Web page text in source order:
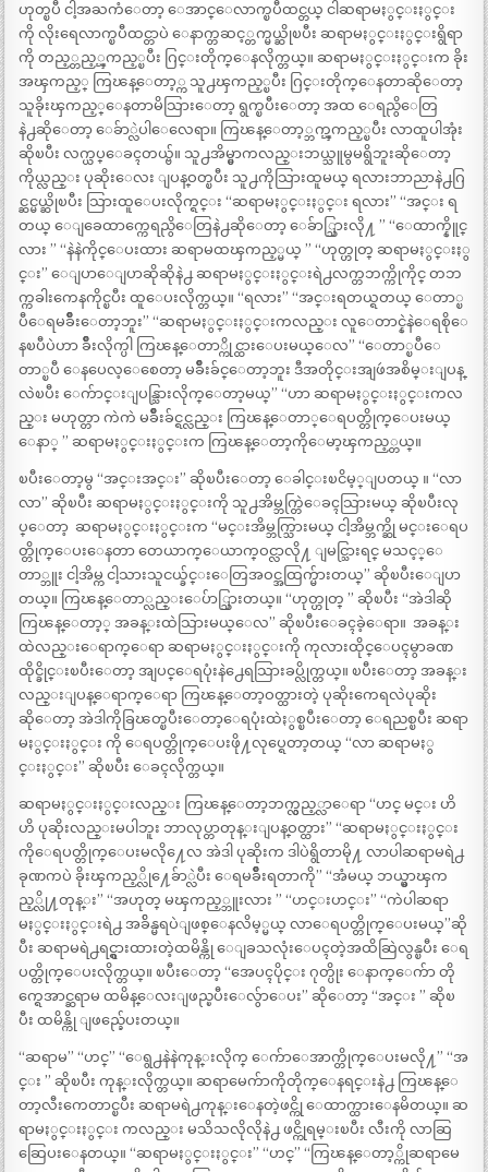
ဟုတ္ၿပီ ငါ့အႀကံေတာ့ ေအာင္ေလာက္ၿပီထင္တယ္ ငါဆရာမႏွင္းႏွင္း
ကို လိုးရေလာက္ၿပီထင္တာပဲ ေနာက္တဆင့္တက္မယ္ဆိုၿပီး ဆရာမႏွင္းႏွင္းရွိရာ
ကို တည့္တည့္ၾကည့္ၿပီး ဂြင္းတိုက္ေနလိုက္တယ္။ ဆရာမႏွင္းႏွင္းက ခိုး
အၾကည့္ ကြၽန္ေတာ့္က သူ႕ၾကည့္ၿပီး ဂြင္းတိုက္ေနတာဆိုေတာ့
သူခိုးၾကည့္ေနတာမိသြားေတာ့ ရွက္ၿပီးေတာ့ အထ ေရညွိေတြ
နဲ႕ဆိုေတာ့ ေခ်ာ္လဲပါေလေရာ။ ကြၽန္ေတာ့္ဘက္ၾကည့္ၿပီး လာထူပါအုံး
ဆိုၿပီး လက္ယပ္ေခၚတယ္ဗ်။ သူ႕အိမ္မွာကလည္းဘယ္သူမွမရွိဘူးဆိုေတာ့
ကိုယ္လည္း ပုဆိုးေလး ျပန္ဝတ္ၿပီး သူ႕ကိုသြားထူမယ္ ရလားဘာညာနဲ႕ဂြ
င္ဆင္မယ္ဆိုၿပီး သြားထူေပးလိုက္ရင္း “‌ဆရာမႏွင္းႏွင္း ရလား” “‌အင္း ရ
တယ္ ေျခေထာက္ကေရညွိေတြနဲ႕ဆိုေတာ့ ေခ်ာ္သြားလို႔ ” “‌ေထာက္နိူင္
လား ” “‌နဲနဲကိုင္ေပးထား ဆရာမထၾကည့္မယ္ ” “‌ဟုတ္ဟုတ္ ဆရာမႏွင္းႏွ
င္း” ‌ေျပာေျပာဆိုဆိုနဲ႕ ဆရာမႏွင္းႏွင္းရဲ႕လက္တဘက္ကိုကိုင္ တဘ
က္ကခါးကေနကိုင္ၿပီး ထူေပးလိုက္တယ္။ “ရလား” “‌အင္းရတယ္ရတယ္ ေတာ္ၿ
ပီေရမခ်ိဳးေတာ့ဘူး” “‌ဆရာမႏွင္းႏွင္းကလည္း လူေတာင္နဲနဲေရစိုေ
နၿပီပဲဟာ ခ်ိဳးလိုက္ပါ ကြၽန္ေတာ္ကိုင္ထားေပးမယ္ေလ” “‌ေတာ္ၿပီေ
တာ္ၿပီ ေနပေလ့ေစေတာ့ မခ်ိဳးခ်င္ေတာ့ဘူး ဒီအတိုင္းအျဖဴအစိမ္းျပန္
လဲၿပီး ေက်ာင္းျပန္သြားလိုက္ေတာ့မယ္” “‌ဟာ ဆရာမႏွင္းႏွင္းကလ
ည္း မဟုတ္တာ ကဲကဲ မခ်ိဳးခ်င္ရင္လည္း ကြၽန္ေတာ္ေရပတ္တိုက္ေပးမယ္
ေနာ္ ” ဆရာမႏွင္းႏွင္းက ကြၽန္ေတာ့ကိုေမာ့ၾကည့္တယ္။
ၿပီးေတာ့မွ “အင္းအင္း” ဆိုၿပီးေတာ့ ေခါင္းၿငိမ့္ျပတယ္ ။ “‌လာ
လာ” ဆိုၿပီး ဆရာမႏွင္းႏွင္းကို သူ႕အိမ္ဘက္တြဲေခၚသြားမယ္ ဆိုၿပီးလု
ပ္ေတာ့ ‌ ဆရာမႏွင္းႏွင္းက “မင္းအိမ္ဘက္သြားမယ္ ငါ့အိမ္ဘက္ဆို မင္းေရပ
တ္တိုက္ေပးေနတာ တေယာက္ေယာက္ဝင္လာလို႔ ျမင္သြားရင္ မသင့္ေ
တာ္ဘူး ငါ့အိမ္က ငါ့သားသူငယ္ခ်င္းေတြအဝင္အထြက္မ်ားတယ္” ဆိုၿပီးေျပာ
တယ္။ ကြၽန္ေတာ္လည္းေပ်ာ္သြားတယ္။ “ဟုတ္ဟုတ္ ” ဆိုၿပီး “အဲဒါဆို
ကြၽန္ေတာ့္ အခန္းထဲသြားမယ္ေလ” ဆိုၿပီးေခၚခဲ့ေရာ။ ‌ အခန္း
ထဲလည္းေရာက္ေရာ ဆရာမႏွင္းႏွင္းကို ကုလားထိုင္ေပၚမွာခဏ
ထိုင္ခိုင္းၿပီးေတာ့ အျပင္ေရပုံးနဲ႕ေရသြားခပ္လိုက္တယ္။ ၿပီးေတာ့ အခန္း
လည္းျပန္ေရာက္ေရာ ကြၽန္ေတာ့ဝတ္ထားတဲ့ ပုဆိုးကေရလဲပုဆိုး
ဆိုေတာ့ အဲဒါကိုခြၽတ္ၿပီးေတာ့ေရပုံးထဲႏွစ္ၿပီးေတာ့ ေရညစ္ၿပီး ဆရာ
မႏွင္းႏွင္း ကို ေရပတ္တိုက္ေပးဖို႔လုပ္ရေတာ့တယ္ “‌လာ ဆရာမႏွ
င္းႏွင္း” ဆိုၿပီး ေခၚလိုက္တယ္။
ဆရာမႏွင္းႏွင္းလည္း ကြၽန္ေတာ့ဘက္လွည့္လာေရာ “‌ဟင္ မင္း ဟိ
ဟိ ပုဆိုးလည္းမပါဘူး ဘာလုပ္တာတုန္းျပန္ဝတ္ထား” “‌ဆရာမႏွင္းႏွင္း
ကိုေရပတ္တိုက္ေပးမလို႔ေလ အဲဒါ ပုဆိုးက ဒါပဲရွိတာမို႔ လာပါဆရာမရဲ႕
ခုဏကပဲ ခိုးၾကည့္လို႔ေခ်ာ္လဲပီး ေရမခ်ိဳးရတာကို” “‌အံမယ္ ဘယ္မွာၾက
ည့္လို႔တုန္း” “‌အဟုတ္ မၾကည့္ဘူးလား ” “‌ဟင္းဟင္း” “‌ကဲပါဆရာ
မႏွင္းႏွင္းရဲ႕ အခ်ိန္မရပဲျဖစ္ေနလိမ့္မယ္ လာေရပတ္တိုက္ေပးမယ္”ဆို
ပီး ဆရာမရဲ႕ရင္ရွားထားတဲ့ထမိန္ကို ေျခသလုံးေပၚတဲ့အထိဆြဲလွန္ၿပီး ေရ
ပတ္တိုက္ေပးလိုက္တယ္။ ၿပီးေတာ့ “အေပၚပိုင္း ဂုတ္ပိုး ေနာက္ေက်ာ တို
က္ရေအာင္ဆရာမ ထမိန္ေလးျဖည္ၿပီးေလွ်ာေပး” ဆိုေတာ့ “အင္း ” ဆိုၿ
ပီး ထမိန္ကို ျဖည္ခ်ေပးတယ္။
“‌ဆရာမ” “‌ဟင္” “‌ေရွ႕နဲနဲကုန္းလိုက္ ေက်ာေအာက္တိုက္ေပးမလို႔” “‌အ
င္း ” ဆိုၿပီး ကုန္းလိုက္တယ္။ ဆရာမေက်ာကိုတိုက္ေနရင္းနဲ႕ ကြၽန္ေ
တာ့လီးကေတာင္ၿပီး ဆရာမရဲ႕ကုန္းေနတဲ့ဖင္ကို ေထာက္ထားေနမိတယ္။ ဆ
ရာမႏွင္းႏွင္း ကလည္း မသိသလိုလိုနဲ႕ ဖင္ကိုရမ္းၿပီး လီးကို လာဆြ
ဆြေပးေနတယ္။ “‌ဆရာမႏွင္းႏွင္း” “‌ဟင္” “‌ကြၽန္ေတာ့္ကိုဆရာမေ